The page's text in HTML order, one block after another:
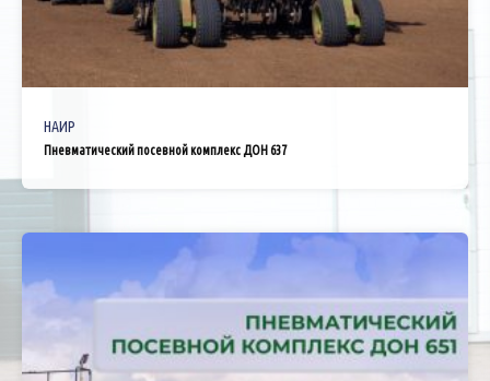
НАИР
Пневматический посевной комплекс ДОН 637